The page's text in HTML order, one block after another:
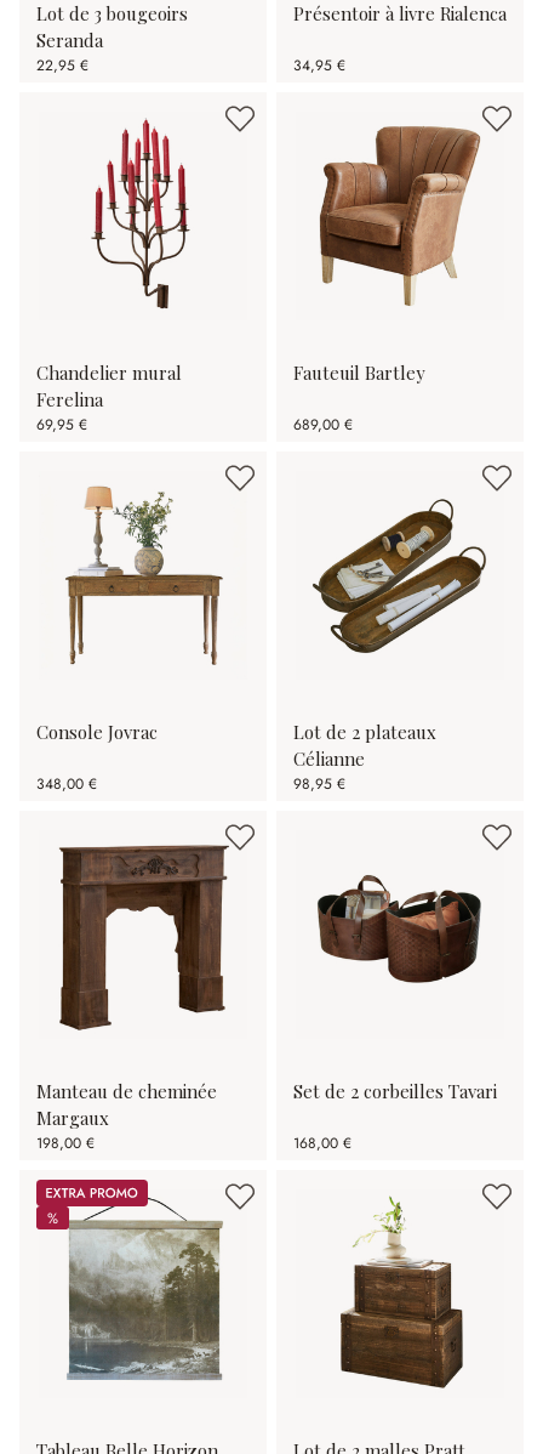
Lot de 3 bougeoirs
Seranda
22,95 €
Présentoir à livre Rialenca
34,95 €
Chandelier mural
Ferelina
69,95 €
Fauteuil Bartley
689,00 €
Console Jovrac
348,00 €
Lot de 2 plateaux
Célianne
98,95 €
Manteau de cheminée
Margaux
198,00 €
Set de 2 corbeilles Tavari
168,00 €
Promos
%
%